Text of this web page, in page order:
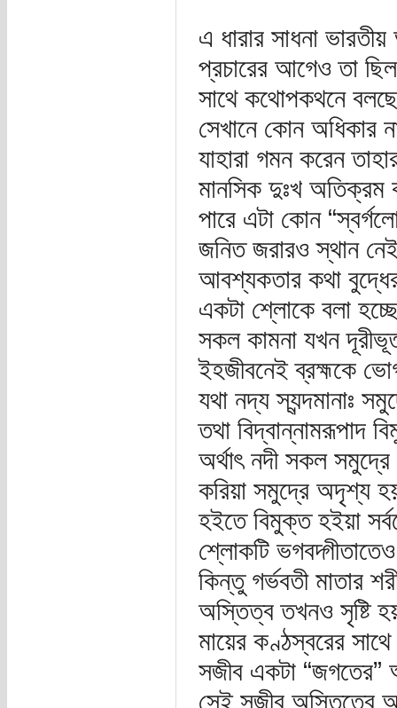
এ ধারার সাধনা
প্রচারের আগেও তা
সাথে কথোপকথনে
সেখানে কোন অধিকার
যাহারা গমন করেন
মানসিক দুঃখ অতিক্রম
পারে এটা কোন
জনিত জরারও স্থান
আবশ্যকতার কথা
একটা শ্লোকে বলা
সকল কামনা যখন
ইহজীবনেই ব্রহ্মকে
যথা নদ্য স্যন্দমানাঃ
তথা বিদ্বান্নামরূপাদ
অর্থাৎ নদী সকল
করিয়া সমুদ্রে অদৃশ্য
হইতে বিমুক্ত হইয়া
শ্লোকটি
কিন্তু গর্ভবতী মাতার
অস্তিত্ব তখনও সৃষ্টি
মায়ের কণ্ঠস্বরের
সজীব একটা “জগতের”
সেই সজীব অস্তিত্বে